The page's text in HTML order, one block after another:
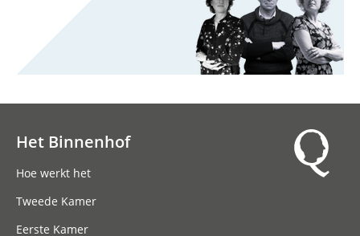
Het Binnenhof
Hoe werkt het
Tweede Kamer
Eerste Kamer